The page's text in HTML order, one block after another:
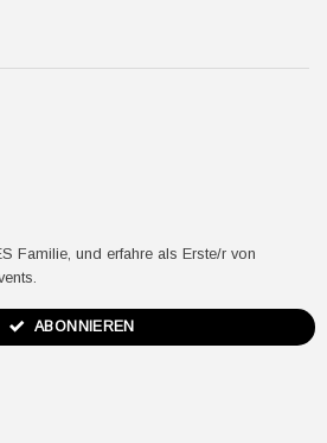
Familie, und erfahre als Erste/r von
ABONNIEREN